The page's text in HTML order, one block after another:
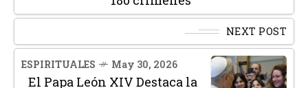
NEXT POST
ESPIRITUALES May 30, 2026
El Papa León XIV Destaca la